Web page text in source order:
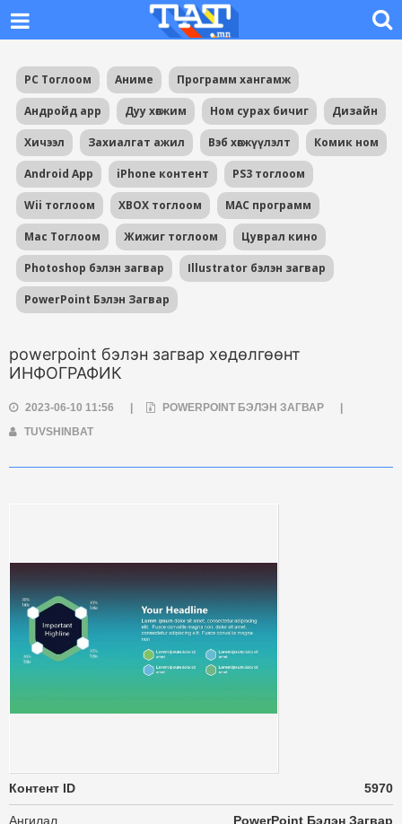
PC Тоглоом Аниме Программ хангамж
Андройд app Дуу хөгжим Ном сурах бичиг Дизайн
Хичээл Захиалгат ажил Вэб хөгжүүлэлт Комик ном
Android App iPhone контент PS3 тоглоом
Wii тоглоом XBOX тоглоом MAC программ
Mac Тоглоом Жижиг тоглоом Цуврал кино
Photoshop бэлэн загвар Illustrator бэлэн загвар
PowerPoint Бэлэн Загвар
powerpoint бэлэн загвар хөдөлгөөнт
ИНФОГРАФИК
2023-06-10 11:56 POWERPOINT БЭЛЭН ЗАГВАР
TUVSHINBAT
Контент ID 5970
Ангилал PowerPoint Бэлэн Загвар